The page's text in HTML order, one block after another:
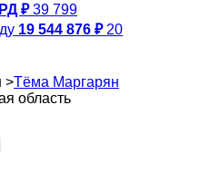
₽ 39 799
19 544 876 ₽ 20
>Тёма Маргарян
область